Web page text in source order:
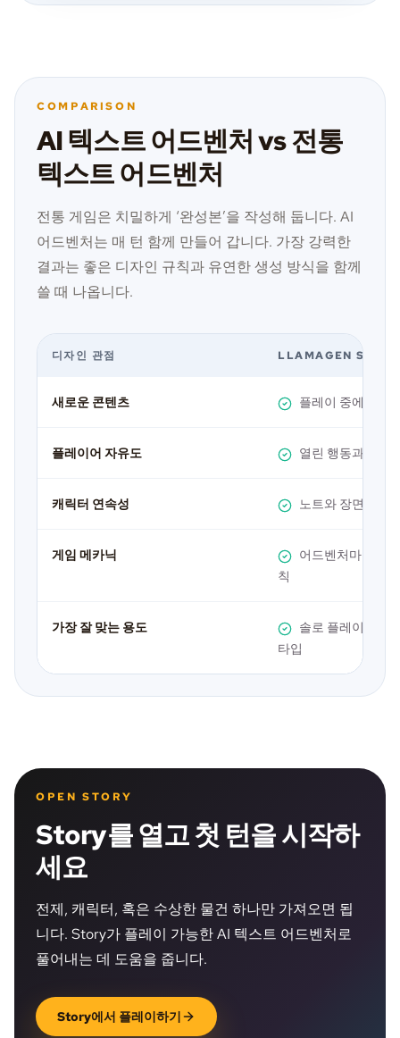
COMPARISON
AI 텍스트 어드벤처 vs 전통
텍스트 어드벤처
전통 게임은 치밀하게 ‘완성본’을 작성해 둡니다. AI
어드벤처는 매 턴 함께 만들어 갑니다. 가장 강력한
결과는 좋은 디자인 규칙과 유연한 생성 방식을 함께
쓸 때 나옵니다.
디자인 관점 LLAMAGEN
새로운 콘텐츠 플레이 중에 즉석
플레이어 자유도 열린 행동과 재서
캐릭터 연속성 노트와 장면 컨텍
게임 메카닉
어드벤처마다 가
칙
가장 잘 맞는 용도
솔로 플레이, 초안
타입
OPEN STORY
Story를 열고 첫 턴을 시작하
세요
전제, 캐릭터, 혹은 수상한 물건 하나만 가져오면 됩
니다. Story가 플레이 가능한 AI 텍스트 어드벤처로
풀어내는 데 도움을 줍니다.
Story에서 플레이하기